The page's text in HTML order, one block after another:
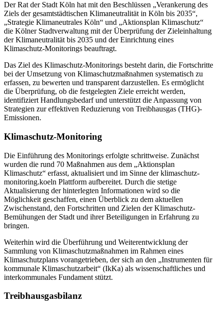
Der Rat der Stadt Köln hat mit den Beschlüssen „Verankerung des
Ziels der gesamtstädtischen Klimaneutralität in Köln bis 2035“,
„Strategie Klimaneutrales Köln“ und „Aktionsplan Klimaschutz“
die Kölner Stadtverwaltung mit der Überprüfung der Zieleinhaltung
der Klimaneutralität bis 2035 und der Einrichtung eines
Klimaschutz-Monitorings beauftragt.
Das Ziel des Klimaschutz-Monitorings besteht darin, die Fortschritte
bei der Umsetzung von Klimaschutzmaßnahmen systematisch zu
erfassen, zu bewerten und transparent darzustellen. Es ermöglicht
die Überprüfung, ob die festgelegten Ziele erreicht werden,
identifiziert Handlungsbedarf und unterstützt die Anpassung von
Strategien zur effektiven Reduzierung von Treibhausgas (THG)-
Emissionen.
Klimaschutz-Monitoring
Die Einführung des Monitorings erfolgte schrittweise. Zunächst
wurden die rund 70 Maßnahmen aus dem „Aktionsplan
Klimaschutz“ erfasst, aktualisiert und im Sinne der klimaschutz-
monitoring.koeln Plattform aufbereitet. Durch die stetige
Aktualisierung der hinterlegten Informationen wird so die
Möglichkeit geschaffen, einen Überblick zu dem aktuellen
Zwischenstand, den Fortschritten und Zielen der Klimaschutz-
Bemühungen der Stadt und ihrer Beteiligungen in Erfahrung zu
bringen.
Weiterhin wird die Überführung und Weiterentwicklung der
Sammlung von Klimaschutzmaßnahmen im Rahmen eines
Klimaschutzplans vorangetrieben, der sich an den „Instrumenten für
kommunale Klimaschutzarbeit“ (IkKa) als wissenschaftliches und
interkommunales Fundament stützt.
Treibhausgasbilanz